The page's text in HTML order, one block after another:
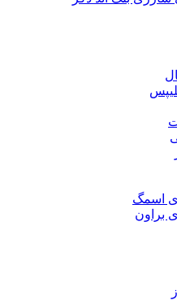
اسمگ
براون